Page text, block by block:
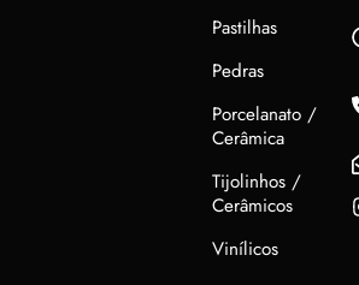
Pastilhas
Pedras
Porcelanato /
Cerâmica
Tijolinhos /
Cerâmicos
Vinílicos